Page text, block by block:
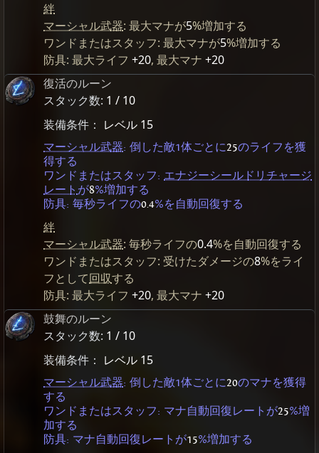
絆
マーシャル武器: 最大マナが5%増加する
ワンドまたはスタッフ: 最大マナが5%増加する
防具: 最大ライフ +20, 最大マナ +20
復活のルーン
スタック数: 1 / 10
装備条件： レベル 15
マーシャル武器: 倒した敵1体ごとに25のライフを獲
得する
ワンドまたはスタッフ: エナジーシールドリチャージ
レート が8%増加する
防具: 毎秒ライフの0.4%を自動回復する
絆
マーシャル武器: 毎秒ライフの0.4%を自動回復する
ワンドまたはスタッフ: 受けたダメージの8%をライ
フとして回収する
防具: 最大ライフ +20, 最大マナ +20
鼓舞のルーン
スタック数: 1 / 10
装備条件： レベル 15
マーシャル武器: 倒した敵1体ごとに20のマナを獲得
する
ワンドまたはスタッフ: マナ自動回復レートが25%増
加する
防具: マナ自動回復レートが15%増加する